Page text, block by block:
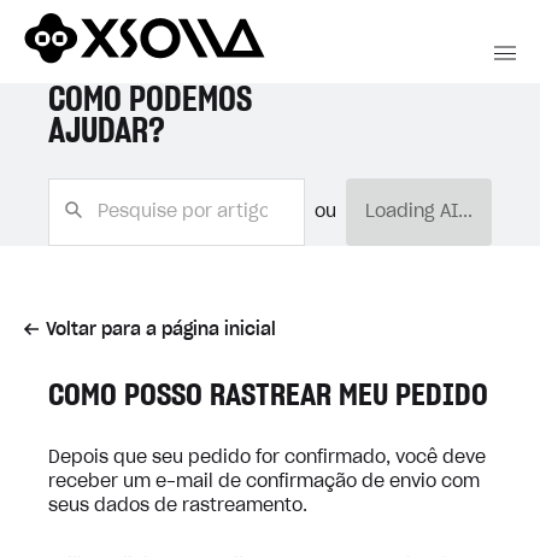
COMO PODEMOS
AJUDAR?
ou Loading AI...
Voltar para a página inicial
COMO POSSO RASTREAR MEU PEDIDO
Depois que seu pedido for confirmado, você deve
receber um e-mail de confirmação de envio com
seus dados de rastreamento.